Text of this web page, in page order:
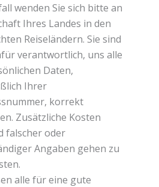
wenden Sie sich bitte an
Ihres Landes in den
Reiseländern. Sie sind
verantwortlich, uns alle
Daten,
Ihrer
korrekt
Zusätzliche Kosten
falscher oder
Angaben gehen zu
alle für eine gute